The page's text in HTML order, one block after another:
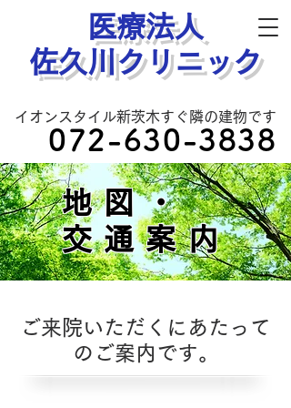
医療法人
​佐久川クリニック
イオンスタイル新茨木すぐ隣の建物です
072-630-3838
地図・
交通案内
ご来院いただくにあたって
のご案内です。